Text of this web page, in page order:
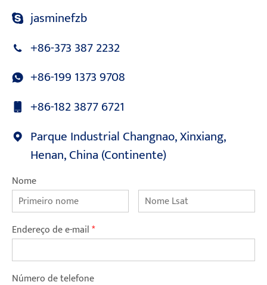
jasminefzb
+86-373 387 2232
+86-199 1373 9708
+86-182 3877 6721
Parque Industrial Changnao, Xinxiang,
Henan, China (Continente)
Nome
Endereço de e-mail*
Número de telefone